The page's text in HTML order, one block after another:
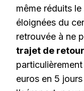
même réduits
éloignées du
retrouvée à ne
trajet de retour
euros en 5